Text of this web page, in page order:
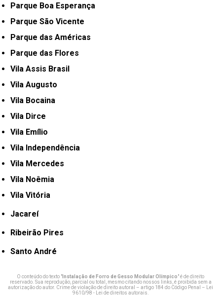
Parque Boa Esperança
Parque São Vicente
Parque das Américas
Parque das Flores
Vila Assis Brasil
Vila Augusto
Vila Bocaina
Vila Dirce
Vila Emílio
Vila Independência
Vila Mercedes
Vila Noêmia
Vila Vitória
Jacareí
Ribeirão Pires
Santo André
O conteúdo do texto " Instalação de Forro de Gesso Modular Olímpico" é de direito
reservado. Sua reprodução, parcial ou total, mesmo citando nossos links, é proibida sem a
autorização do autor. Crime de violação de direito autoral – artigo 184 do Código Penal –
Lei
9610/98 - Lei de direitos autorais